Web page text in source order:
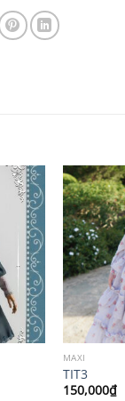
MAXI
TIT3
150,000₫